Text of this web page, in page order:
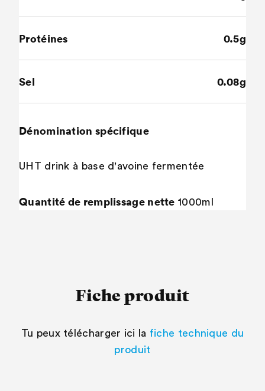
Protéines 0.5g
Sel 0.08g
Dénomination spécifique
UHT drink à base d'avoine fermentée
Quantité de remplissage nette 1000ml
Fiche produit
Tu peux télécharger ici la fiche technique du
produit